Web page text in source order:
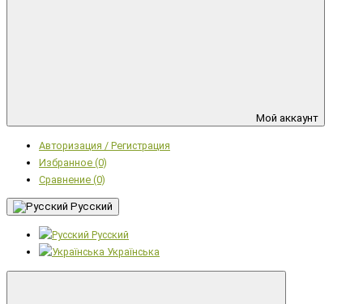
Мой аккаунт
Авторизация / Регистрация
Избранное (0)
Сравнение (0)
Русский
Русский
Українська